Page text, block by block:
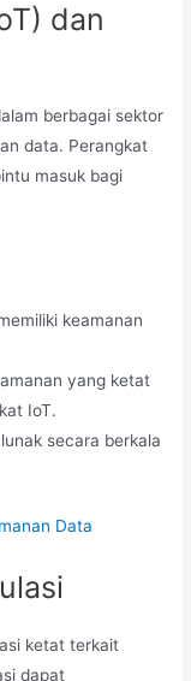
dan
berbagai sektor
data. Perangkat
masuk bagi
keamanan
yang ketat
IoT.
secara berkala
Data
ketat terkait
dapat